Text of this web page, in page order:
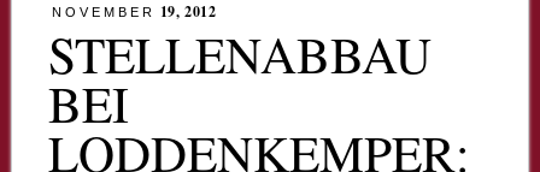
NOVEMBER 19, 2012
STELLENABBAU
BEI
LODDENKEMPER: